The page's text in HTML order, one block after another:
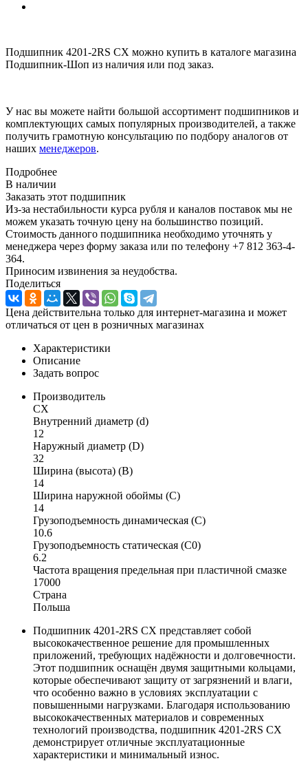
Подшипник 4201-2RS CX можно купить в каталоге магазина
Подшипник-Шоп из наличия или под заказ.
У нас вы можете найти большой ассортимент подшипников и
комплектующих самых популярных производителей, а также
получить грамотную консультацию по подбору аналогов от
наших менеджеров.
Подробнее
В наличии
Заказать этот подшипник
Из-за нестабильности курса рубля и каналов поставок мы не
можем указать точную цену на большинство позиций.
Стоимость данного подшипника необходимо уточнять у
менеджера через форму заказа или по телефону +7 812 363-4-
364.
Приносим извинения за неудобства.
Поделиться
Цена действительна только для интернет-магазина и может
отличаться от цен в розничных магазинах
Характеристики
Описание
Задать вопрос
Производитель
CX
Внутренний диаметр (d)
12
Наружный диаметр (D)
32
Ширина (высота) (B)
14
Ширина наружной обоймы (C)
14
Грузоподъемность динамическая (C)
10.6
Грузоподъемность статическая (C0)
6.2
Частота вращения предельная при пластичной смазке
17000
Страна
Польша
Подшипник 4201-2RS CX представляет собой
высококачественное решение для промышленных
приложений, требующих надёжности и долговечности.
Этот подшипник оснащён двумя защитными кольцами,
которые обеспечивают защиту от загрязнений и влаги,
что особенно важно в условиях эксплуатации с
повышенными нагрузками. Благодаря использованию
высококачественных материалов и современных
технологий производства, подшипник 4201-2RS CX
демонстрирует отличные эксплуатационные
характеристики и минимальный износ.